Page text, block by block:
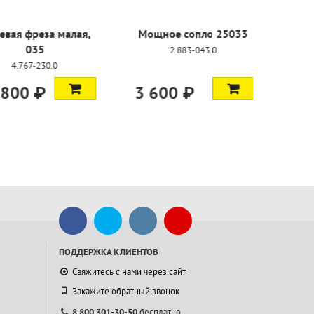
600
140.0
Грязевая фреза малая,
12 800 ₽
ПОДДЕРЖКА КЛИЕНТОВ
Свяжитесь с нами через сайт
Закажите обратный звонок